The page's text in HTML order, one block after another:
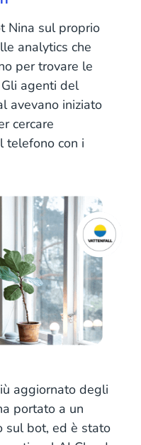
Nina sul proprio
analytics che
per trovare le
agenti del
avevano iniziato
cercare
telefono con i
aggiornato degli
portato a un
sul bot, ed è stato